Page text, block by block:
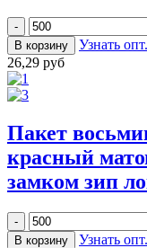
Узнать
26,29 руб
Пакет
красный
замком зип
Узнать